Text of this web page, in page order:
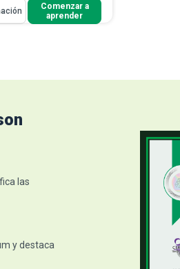
cómo implementar
cómo implementar una
Comenzar a
aprender
las
y destaca